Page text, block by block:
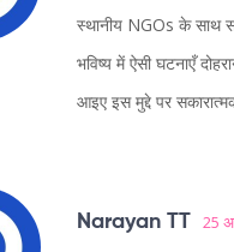
स्थानीय NGOs के साथ
भविष्य में ऐसी घटनाएँ
आइए इस मुद्दे पर
Narayan TT 25